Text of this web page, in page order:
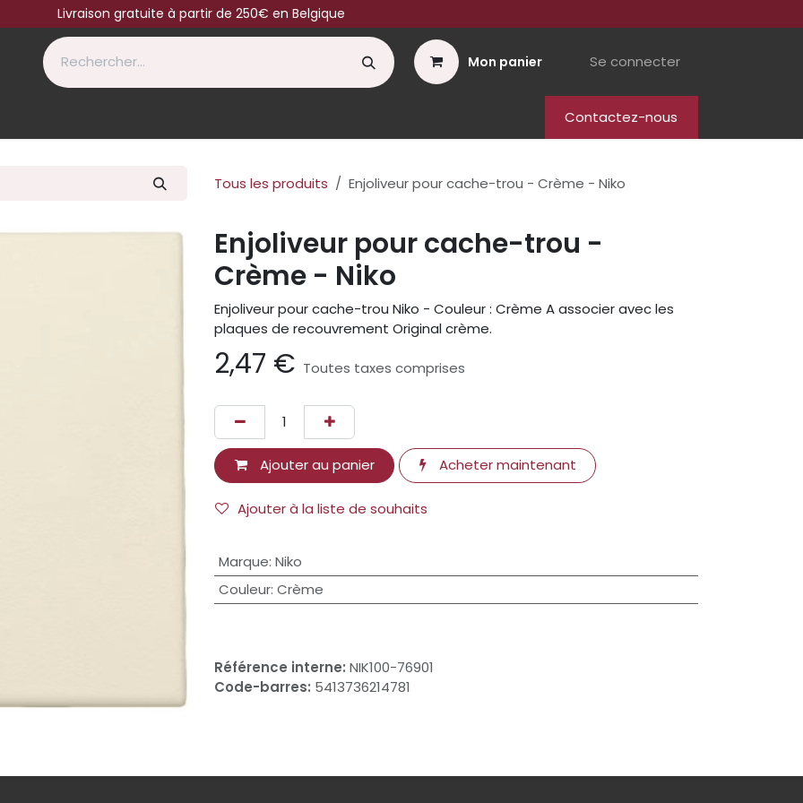
Livraison gratuite à partir de 250€ en Belgique
Mon panier Se connecter
Contactez-nous
Tous les produits Enjoliveur pour cache-trou - Crème - Niko
Enjoliveur pour cache-trou -
Crème - Niko
Enjoliveur pour cache-trou Niko - Couleur : Crème A associer avec les
plaques de recouvrement Original crème.
2,47 € Toutes taxes comprises
Ajouter au panier Acheter maintenant
Ajouter à la liste de souhaits
Marque: Niko
Couleur: Crème
Référence interne: NIK100-76901
Code-barres: 5413736214781